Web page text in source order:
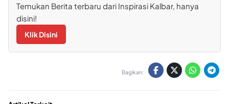
Temukan Berita terbaru dari Inspirasi Kalbar, hanya
disini!
Klik Disini
Bagikan: